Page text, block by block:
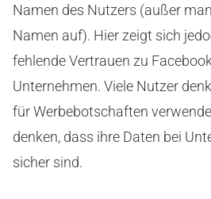
Namen des Nutzers (außer
Namen auf). Hier zeigt sich
fehlende Vertrauen zu
Unternehmen. Viele Nutzer
für Werbebotschaften
denken, dass ihre Daten bei
sicher sind.